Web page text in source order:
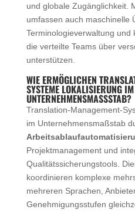
und globale Zugänglichkeit.
umfassen auch maschinelle
Terminologieverwaltung und
die verteilte Teams über
unterstützen.
WIE ERMÖGLICHEN
SYSTEME LOKALISIERUNG IM
UNTERNEHMENSMASSSTAB?
Translation-Management-
im Unternehmensmaßstab
Projektmanagement und
Qualitätssicherungstools.
koordinieren komplexe
mehreren Sprachen,
Genehmigungsstufen